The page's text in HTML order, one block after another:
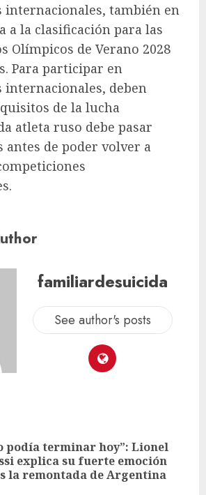
internacionales, también en
a la clasificación para las
Olímpicos de Verano 2028
Para participar en
internacionales, deben
de la lucha
atleta ruso debe pasar
antes de poder volver a
familiardesuicida
See author's posts
podía terminar hoy”: Lionel
explica su fuerte emoción
la remontada de Argentina